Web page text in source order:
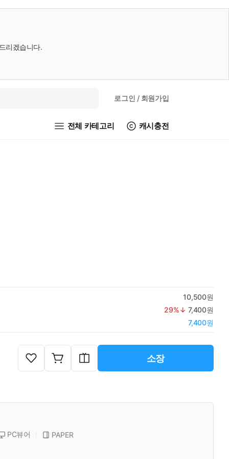
리겠습니다.
로그인 / 회원가입
전체 카테고리 캐시충전
10,500원
29%↓ 7,400원
7,400원
소장
PC뷰어 PAPER